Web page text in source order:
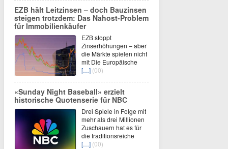
EZB hält Leitzinsen – doch Bauzinsen
steigen trotzdem: Das Nahost-Problem
für Immobilienkäufer
EZB stoppt
Zinserhöhungen – aber
die Märkte spielen nicht
mit Die Europäische
[…] (00)
«Sunday Night Baseball» erzielt
historische Quotenserie für NBC
Drei Spiele in Folge mit
mehr als drei Millionen
Zuschauern hat es für
die traditionsreiche
[…] (00)